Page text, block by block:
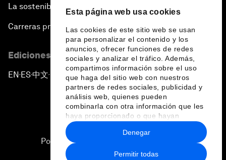
Esta página web usa cookies
Las cookies de este sitio web se usan
para personalizar el contenido y los
anuncios, ofrecer funciones de redes
sociales y analizar el tráfico. Además,
compartimos información sobre el uso
que haga del sitio web con nuestros
partners de redes sociales, publicidad y
análisis web, quienes pueden
combinarla con otra información que les
haya proporcionado o que hayan
recopilado a partir del uso que haya
hecho de sus servicios.
Permitir todas
Denegar
La sostenibilidad en el Foro
Carreras profesionales
Ediciones en otros idiomas
EN ▪ES▪中文▪ 日本語
Política de privacidad y normas de uso